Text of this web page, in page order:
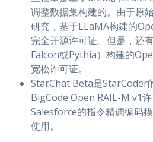
调整数据集构建的。由于原
研究，基于LLaMA构建的
完全开源许可证。但是，还
Falcon或Pythia）构建的
宽松许可证。
StarChat Beta是StarCoder
BigCode Open RAIL-M v1许
Salesforce的指令精调编码
使用。